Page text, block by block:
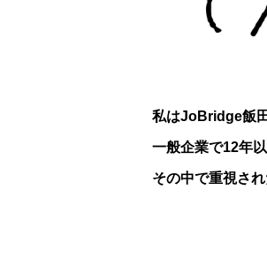
私はJoBridge飯
一般企業で12年
その中で重視さ